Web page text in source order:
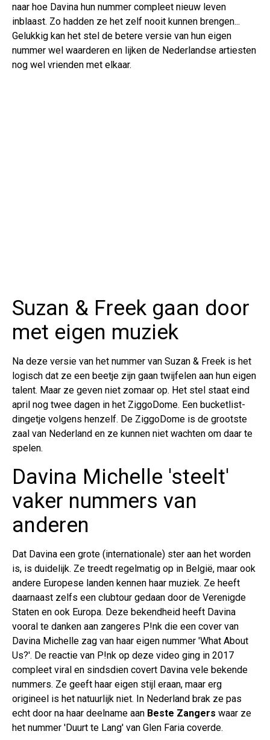
naar hoe Davina hun nummer compleet nieuw leven
inblaast. Zo hadden ze het zelf nooit kunnen brengen...
Gelukkig kan het stel de betere versie van hun eigen
nummer wel waarderen en lijken de Nederlandse artiesten
nog wel vrienden met elkaar.
Suzan & Freek gaan door
met eigen muziek
Na deze versie van het nummer van Suzan & Freek is het
logisch dat ze een beetje zijn gaan twijfelen aan hun eigen
talent. Maar ze geven niet zomaar op. Het stel staat eind
april nog twee dagen in het ZiggoDome. Een bucketlist-
dingetje volgens henzelf. De ZiggoDome is de grootste
zaal van Nederland en ze kunnen niet wachten om daar te
spelen.
Davina Michelle 'steelt'
vaker nummers van
anderen
Dat Davina een grote (internationale) ster aan het worden
is, is duidelijk. Ze treedt regelmatig op in België, maar ook
andere Europese landen kennen haar muziek. Ze heeft
daarnaast zelfs een clubtour gedaan door de Verenigde
Staten en ook Europa. Deze bekendheid heeft Davina
vooral te danken aan zangeres P!nk die een cover van
Davina Michelle zag van haar eigen nummer 'What About
Us?'. De reactie van P!nk op deze video ging in 2017
compleet viral en sindsdien covert Davina vele bekende
nummers. Ze geeft haar eigen stijl eraan, maar erg
origineel is het natuurlijk niet. In Nederland brak ze pas
echt door na haar deelname aan Beste Zangers waar ze
het nummer 'Duurt te Lang' van Glen Faria coverde.